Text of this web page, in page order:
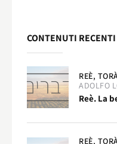
CONTENUTI RECENTI
REÈ,
ADOLFO
Reè. La
REÈ,